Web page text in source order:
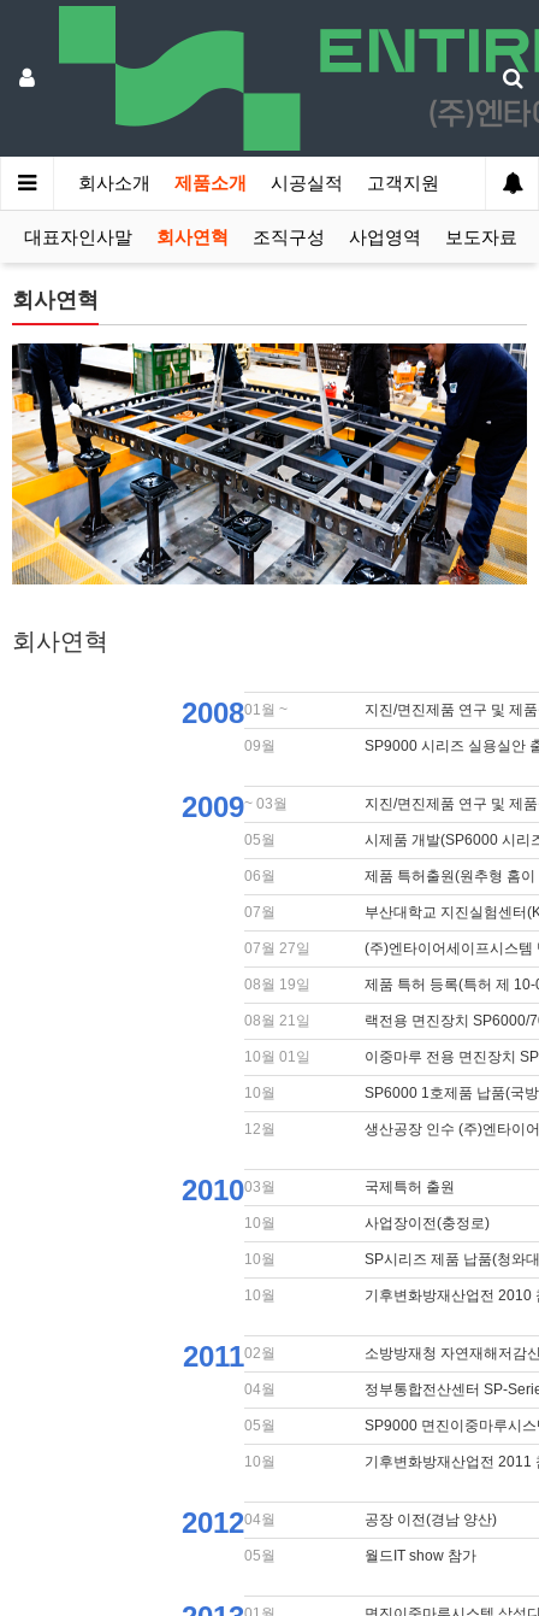
회사소개 제품소개 시공실적 고객지원
대표자인사말 회사연혁 조직구성 사업영역 보도자료
회사연혁
회사연혁
200801월 ~ 지진/면진제품 연구 및 제
09월 SP9000 시리즈 실용실안
2009~ 03월 지진/면진제품 연구 및 제
05월 시제품 개발(SP6000 시리
06월 제품 특허출원(원추형 홈
07월 부산대학교 지진실험센터
07월 27일 (주)엔타이어세이프시스템
08월 19일 제품 특허 등록(특허 제
08월 21일 랙전용 면진장치 SP6000/
10월 01일 이중마루 전용 면진장치
10월 SP6000 1호제품 납품(국
12월 생산공장 인수 (주)엔타이
201003월 국제특허 출원
10월 사업장이전(충정로)
10월 SP시리즈 제품 납품(청와
10월 기후변화방재산업전 2010
201102월 소방방재청 자연재해저감
04월 정부통합전산센터 SP-
05월 SP9000 면진이중마루시
10월 기후변화방재산업전 2011
201204월 공장 이전(경남 양산)
05월 월드IT show 참가